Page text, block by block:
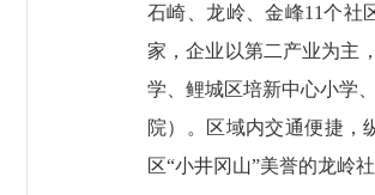
石崎、龙岭、金峰11个社
家，企业以第二产业为主
学、鲤城区培新中心小学
院）。区域内交通便捷
区“小井冈山”美誉的龙岭